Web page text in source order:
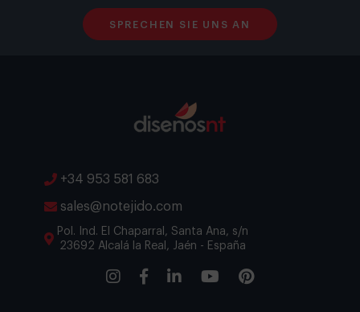
SPRECHEN SIE UNS AN
+34 953 581 683
sales@notejido.com
Pol. Ind. El Chaparral, Santa Ana, s/n
23692 Alcalá la Real, Jaén - España